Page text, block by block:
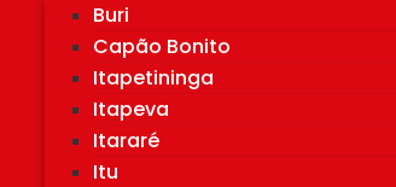
Buri
Capão Bonito
Itapetininga
Itapeva
Itararé
Itu